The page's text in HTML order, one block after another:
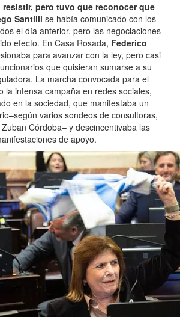
pero tuvo que reconocer que
Santilli se había comunicado con los
el día anterior, pero las negociaciones
efecto. En Casa Rosada, Federico
para avanzar con la ley, pero casi
que quisieran sumarse a su
La marcha convocada para el
la intensa campaña en redes sociales,
en la sociedad, que manifestaba un
varios sondeos de consultoras,
Córdoba– y descincentivaba las
de apoyo.